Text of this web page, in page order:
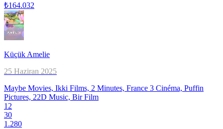
₺164.032
Küçük Amelie
25 Haziran 2025
Maybe Movies, Ikki Films, 2 Minutes, France 3 Cinéma, Puffin
Pictures, 22D Music, Bir Film
12
30
1.280